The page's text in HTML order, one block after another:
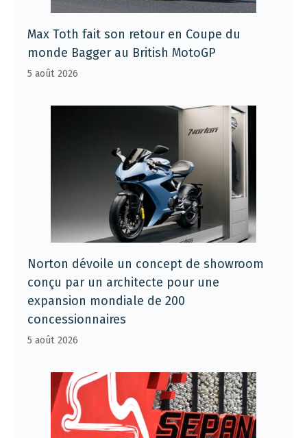
Max Toth fait son retour en Coupe du
monde Bagger au British MotoGP
5 août 2026
Norton dévoile un concept de showroom
conçu par un architecte pour une
expansion mondiale de 200
concessionnaires
5 août 2026